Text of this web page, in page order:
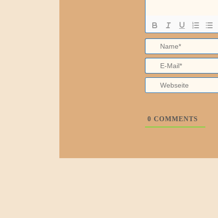
0 COMMENTS